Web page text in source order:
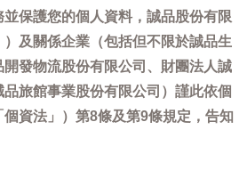
保護您的個人資料，誠品股份有限
及關係企業（包括但不限於誠品生
發物流股份有限公司、財團法人誠
旅館事業股份有限公司）謹此依個
個資法」）第8條及第9條規定，告知